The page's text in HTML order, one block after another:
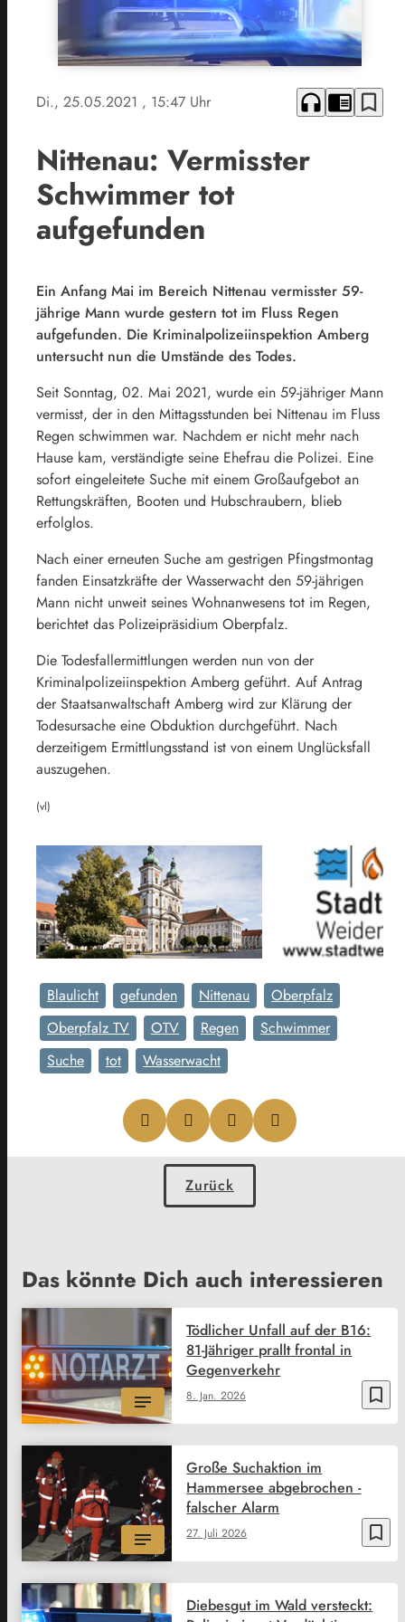
Di., 25.05.2021 , 15:47 Uhr headphones chrome_reader_mode bookmark_border
Nittenau: Vermisster
Schwimmer tot
aufgefunden
Ein Anfang Mai im Bereich Nittenau vermisster 59-
jährige Mann wurde gestern tot im Fluss Regen
aufgefunden. Die Kriminalpolizeiinspektion Amberg
untersucht nun die Umstände des Todes.
Seit Sonntag, 02. Mai 2021, wurde ein 59-jähriger Mann
vermisst, der in den Mittagsstunden bei Nittenau im Fluss
Regen schwimmen war. Nachdem er nicht mehr nach
Hause kam, verständigte seine Ehefrau die Polizei. Eine
sofort eingeleitete Suche mit einem Großaufgebot an
Rettungskräften, Booten und Hubschraubern, blieb
erfolglos.
Nach einer erneuten Suche am gestrigen Pfingstmontag
fanden Einsatzkräfte der Wasserwacht den 59-jährigen
Mann nicht unweit seines Wohnanwesens tot im Regen,
berichtet das Polizeipräsidium Oberpfalz.
Die Todesfallermittlungen werden nun von der
Kriminalpolizeiinspektion Amberg geführt. Auf Antrag
der Staatsanwaltschaft Amberg wird zur Klärung der
Todesursache eine Obduktion durchgeführt. Nach
derzeitigem Ermittlungsstand ist von einem Unglücksfall
auszugehen.
(vl)
Blaulicht gefunden Nittenau
Oberpfalz
Oberpfalz TV
OTV Regen
Schwimmer
Suche
tot Wasserwacht
Zurück
Das könnte Dich auch interessieren
bookmark_border
8. Jan. 2026
Tödlicher Unfall auf der B16:
81-Jähriger prallt frontal in
Gegenverkehr
bookmark_border
27. Juli 2026
Große Suchaktion im
Hammersee abgebrochen -
falscher Alarm
Diebesgut im Wald versteckt: